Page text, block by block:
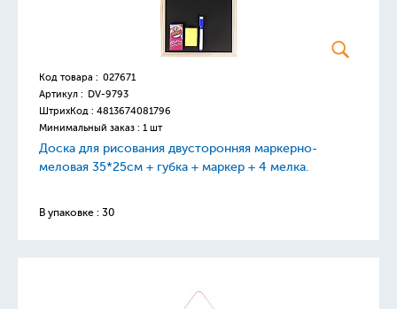
Код товара : 027671
Артикул : DV-9793
ШтрихКод : 4813674081796
Минимальный заказ : 1 шт
Доска для рисования двусторонняя маркерно-
меловая 35*25см + губка + маркер + 4 мелка.
В упаковке : 30